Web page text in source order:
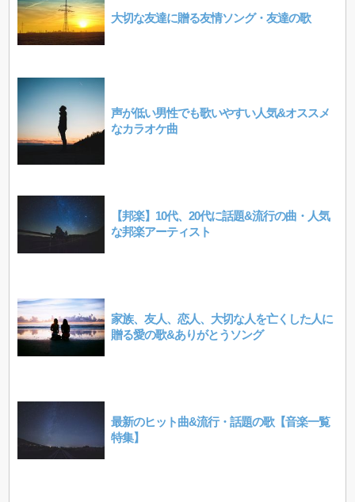
大切な友達に贈る友情ソング・友達の歌
声が低い男性でも歌いやすい人気&オススメ
なカラオケ曲
【邦楽】10代、20代に話題&流行の曲・人気
な邦楽アーティスト
家族、友人、恋人、大切な人を亡くした人に
贈る愛の歌&ありがとうソング
最新のヒット曲&流行・話題の歌【音楽一覧
特集】